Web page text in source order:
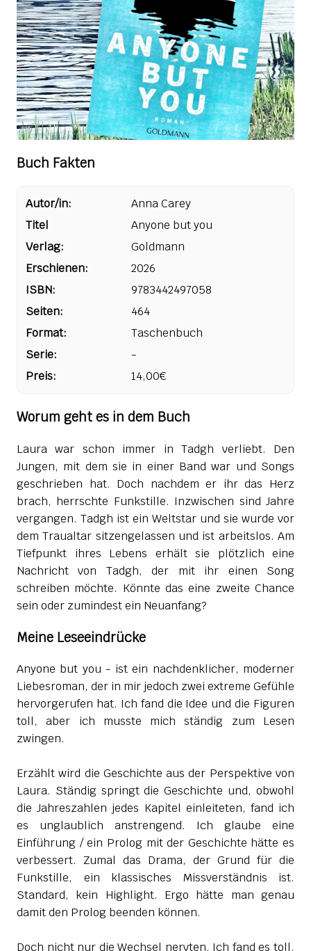
Buch Fakten
Autor/in:
Anna Carey
Titel
Anyone but you
Verlag:
Goldmann
Erschienen:
2026
ISBN:
9783442497058
Seiten:
464
Format:
Taschenbuch
Serie:
-
Preis:
14,00€
Worum geht es in dem Buch
Laura war schon immer in Tadgh verliebt. Den
Jungen, mit dem sie in einer Band war und Songs
geschrieben hat. Doch nachdem er ihr das Herz
brach, herrschte Funkstille. Inzwischen sind Jahre
vergangen. Tadgh ist ein Weltstar und sie wurde vor
dem Traualtar sitzengelassen und ist arbeitslos. Am
Tiefpunkt ihres Lebens erhält sie plötzlich eine
Nachricht von Tadgh, der mit ihr einen Song
schreiben möchte. Könnte das eine zweite Chance
sein oder zumindest ein Neuanfang?
Meine Leseeindrücke
Anyone but you - ist ein nachdenklicher, moderner
Liebesroman, der in mir jedoch zwei extreme Gefühle
hervorgerufen hat. Ich fand die Idee und die Figuren
toll, aber ich musste mich ständig zum Lesen
zwingen.
Erzählt wird die Geschichte aus der Perspektive von
Laura. Ständig springt die Geschichte und, obwohl
die Jahreszahlen jedes Kapitel einleiteten, fand ich
es unglaublich anstrengend. Ich glaube eine
Einführung / ein Prolog mit der Geschichte hätte es
verbessert. Zumal das Drama, der Grund für die
Funkstille, ein klassisches Missverständnis ist.
Standard, kein Highlight. Ergo hätte man genau
damit den Prolog beenden können.
Doch nicht nur die Wechsel nervten. Ich fand es toll,